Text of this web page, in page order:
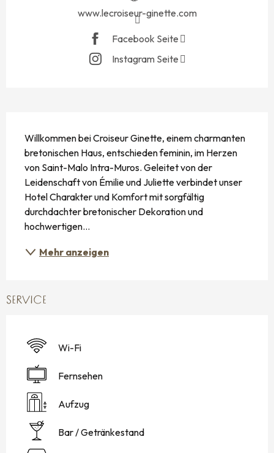
www.lecroiseur-ginette.com
Facebook Seite
Instagram Seite
Willkommen bei Croiseur Ginette, einem charmanten
bretonischen Haus, entschieden feminin, im Herzen
von Saint-Malo Intra-Muros. Geleitet von der
Leidenschaft von Émilie und Juliette verbindet unser
Hotel Charakter und Komfort mit sorgfältig
durchdachter bretonischer Dekoration und
hochwertigen...
Mehr anzeigen
SERVICE
Wi-Fi
Fernsehen
Aufzug
Bar / Getränkestand